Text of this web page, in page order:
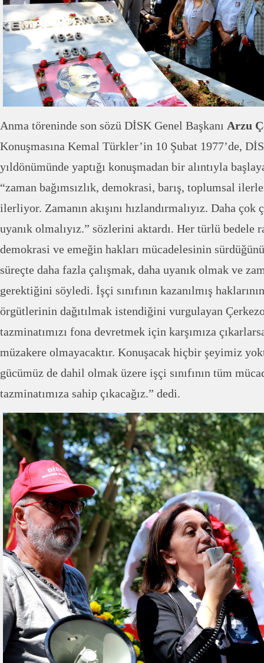
Anma töreninde son sözü DİSK Genel Başkanı Arzu
Konuşmasına Kemal Türkler’in 10 Şubat 1977’de,
yıldönümünde yaptığı konuşmadan bir alıntıyla
“zaman bağımsızlık, demokrasi, barış, toplumsal
ilerliyor. Zamanın akışını hızlandırmalıyız. Daha çok
uyanık olmalıyız.” sözlerini aktardı. Her türlü bedele
demokrasi ve emeğin hakları mücadelesinin
süreçte daha fazla çalışmak, daha uyanık olmak ve
gerektiğini söyledi. İşçi sınıfının kazanılmış
örgütlerinin dağıtılmak istendiğini vurgulayan
tazminatımızı fona devretmek için karşımıza
müzakere olmayacaktır. Konuşacak hiçbir şeyimiz
gücümüz de dahil olmak üzere işçi sınıfının tüm
tazminatımıza sahip çıkacağız.” dedi.